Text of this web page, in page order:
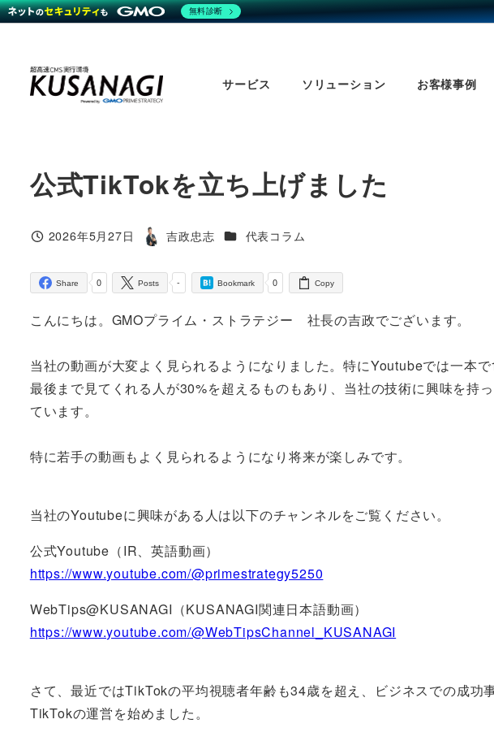
main
サービス ソリューション お客様事例
公式TikTokを立ち上げました
Published
2026年5月27日
Author
吉政忠志 コラムカテゴリ
代表コラム
0
Share -
Posts 0
Bookmark Copy
こんにちは。GMOプライム・ストラテジー 社長の吉政でございます。
当社の動画が大変よく見られるようになりました。特にYoutubeでは一本
最後まで見てくれる人が30%を超えるものもあり、当社の技術に興味を持
ています。
特に若手の動画もよく見られるようになり将来が楽しみです。
当社のYoutubeに興味がある人は以下のチャンネルをご覧ください。
公式Youtube（IR、英語動画）
https://www.youtube.com/@primestrategy5250
WebTips@KUSANAGI（KUSANAGI関連日本語動画）
https://www.youtube.com/@WebTipsChannel_KUSANAGI
さて、最近ではTikTokの平均視聴者年齢も34歳を超え、ビジネスでの成功
TikTokの運営を始めました。
無料診断